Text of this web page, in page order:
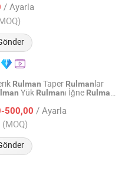
/ Ayarla
Rulman Taper Rulmanlar
Yük Rulmanı İğne Rulmanı
500,00 / Ayarla
(MOQ)2025